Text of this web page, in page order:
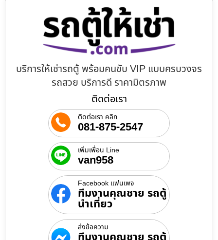
บริการให้เช่ารถตู้ พร้อมคนขับ VIP แบบครบวงจร
รถสวย บริการดี ราคามิตรภาพ
ติดต่อเรา
ติดต่อเรา คลิก
081-875-2547
เพิ่มเพื่อน Line
van958
Facebook แฟนเพจ
ทีมงานคุณชาย รถตู้
นำเที่ยว
ส่งข้อความ